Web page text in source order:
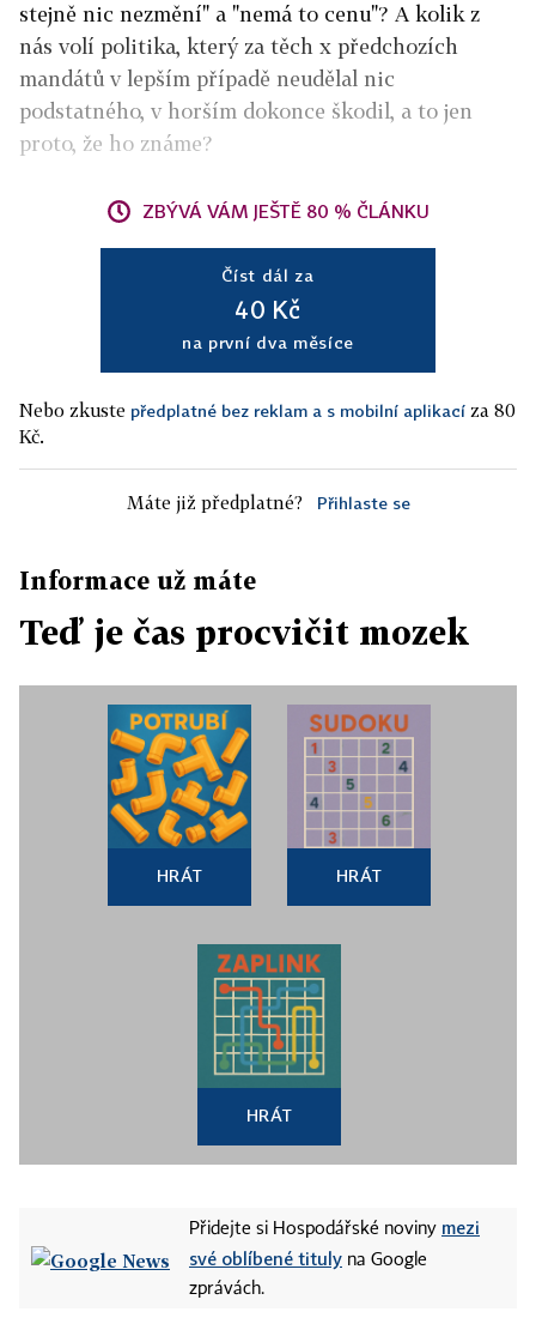
stejně nic nezmění" a "nemá to cenu"? A kolik z
nás volí politika, který za těch x předchozích
mandátů v lepším případě neudělal nic
podstatného, v horším dokonce škodil, a to jen
proto, že ho známe?
ZBÝVÁ VÁM JEŠTĚ 80 % ČLÁNKU
Číst dál za
40 Kč
na první dva měsíce
Nebo zkuste předplatné bez reklam a s mobilní aplikací za 80
Kč.
Máte již předplatné? Přihlaste se
Informace už máte
Teď je čas procvičit mozek
HRÁT HRÁT
HRÁT
Přidejte si Hospodářské noviny mezi
své oblíbené tituly na Google
zprávách.